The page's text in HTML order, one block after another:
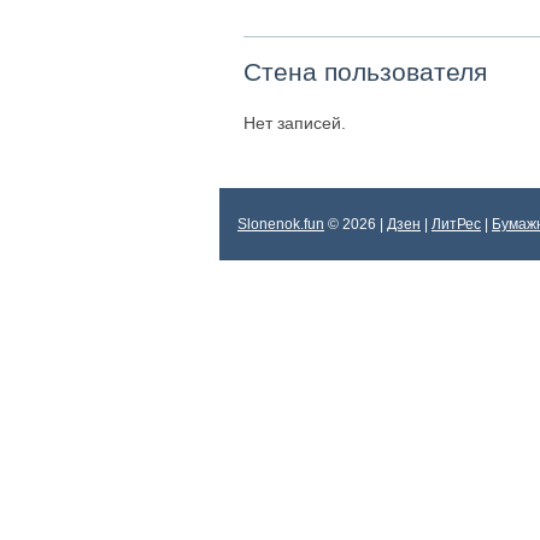
Стена пользователя
Нет записей.
Slonenok.fun © 2026 | Дзен ЛитРес